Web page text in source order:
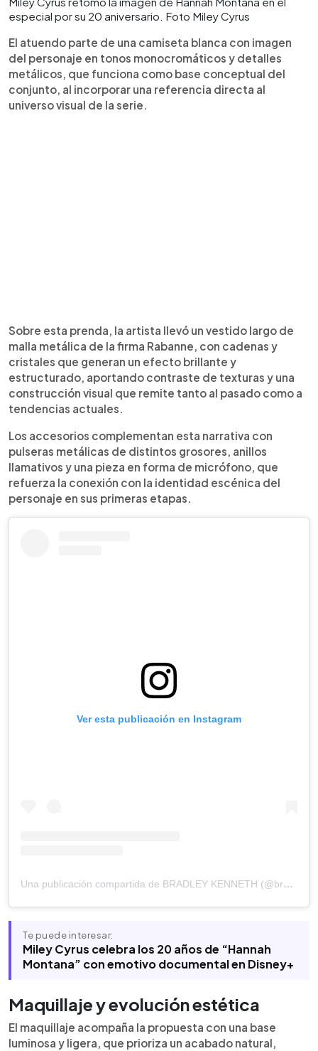
especial por su 20 aniversario. Foto Miley Cyrus
El atuendo parte de una camiseta blanca con imagen
del personaje en tonos monocromáticos y detalles
metálicos, que funciona como base conceptual del
conjunto, al incorporar una referencia directa al
universo visual de la serie.
Sobre esta prenda, la artista llevó un vestido largo de
malla metálica de la firma Rabanne, con cadenas y
cristales que generan un efecto brillante y
estructurado, aportando contraste de texturas y una
construcción visual que remite tanto al pasado como a
tendencias actuales.
Los accesorios complementan esta narrativa con
pulseras metálicas de distintos grosores, anillos
llamativos y una pieza en forma de micrófono, que
refuerza la conexión con la identidad escénica del
personaje en sus primeras etapas.
Ver esta publicación en Instagram
Una publicación compartida de BRADLEY KENNETH (@bradleykennethstyle)
Te puede interesar:
Miley Cyrus celebra los 20 años de “Hannah
Montana” con emotivo documental en Disney+
Maquillaje y evolución estética
El maquillaje acompaña la propuesta con una base
luminosa y ligera, que prioriza un acabado natural,